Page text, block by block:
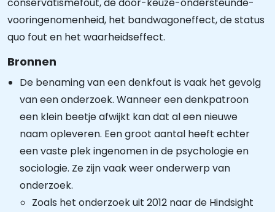
vooringenomenheid, het bandwagoneffect, de status
quo fout en het waarheidseffect.
Bronnen
De benaming van een denkfout is vaak het gevolg
van een onderzoek. Wanneer een denkpatroon
een klein beetje afwijkt kan dat al een nieuwe
naam opleveren. Een groot aantal heeft echter
een vaste plek ingenomen in de psychologie en
sociologie. Ze zijn vaak weer onderwerp van
onderzoek.
Zoals het onderzoek uit 2012 naar de Hindsight